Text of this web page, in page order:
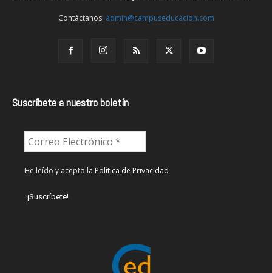
Contáctanos: admin@campuseducacion.com
Suscríbete a nuestro boletín
He leído y acepto la Política de Privacidad